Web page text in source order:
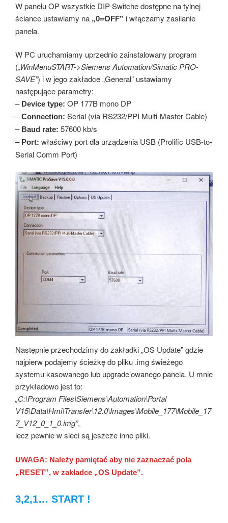
W panelu OP wszystkie DIP-Switche dostępne na tylnej
ściance ustawiamy na „0=OFF” i włączamy zasilanie
panela.
W PC uruchamiamy uprzednio zainstalowany program
(„WinMenuSTART->Siemens Automation/Simatic PRO-
SAVE”) i w jego zakładce „General” ustawiamy
następujące parametry:
– Device type: OP 177B mono DP
–Connection: Serial (via RS232/PPI Multi-Master Cable)
– Baud rate: 57600 kb/s
– Port: właściwy port dla urządzenia USB (Prolific USB-to-
Serial Comm Port)
Następnie przechodzimy do zakładki „OS Update” gdzie
najpierw podajemy ścieżkę do pliku .img świeżego
systemu kasowanego lub upgrade’owanego panela. U mnie
przykładowo jest to:
„C:\Program Files\Siemens\Automation\Portal
V15\Data\Hmi\Transfer\12.0\Images\Mobile_177\Mobile_17
7_V12_0_1_0.img”,
lecz pewnie w sieci są jeszcze inne pliki.
UWAGA: Należy pamiętać aby nie zaznaczać pola
„RESET”, w zakładce „OS Update”.
3,2,1… START !